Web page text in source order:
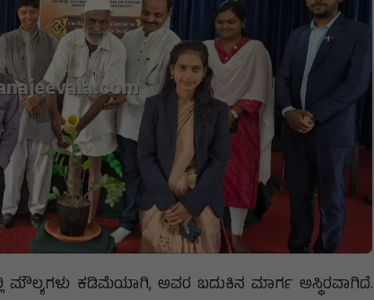
ಮೌಲ್ಯಗಳು ಕಡಿಮೆಯಾಗಿ, ಅವರ ಬದುಕಿನ ಮಾರ್ಗ ಅಸ್ಥಿರವಾಗಿದೆ.